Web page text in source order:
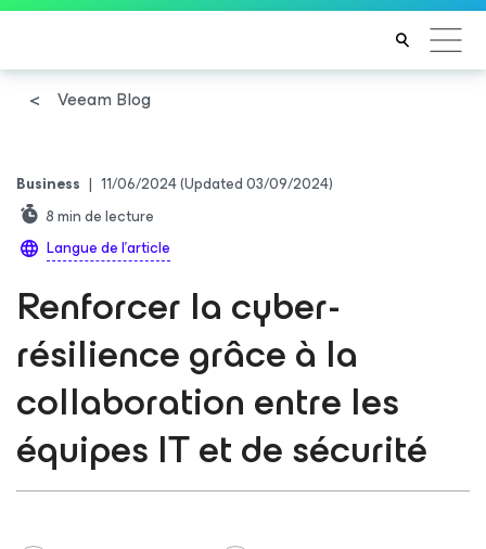
Veeam Blog
Business | 11/06/2024(Updated 03/09/2024)
8min de lecture
Langue de l'article
Renforcer la cyber-
résilience grâce à la
collaboration entre les
équipes IT et de sécurité